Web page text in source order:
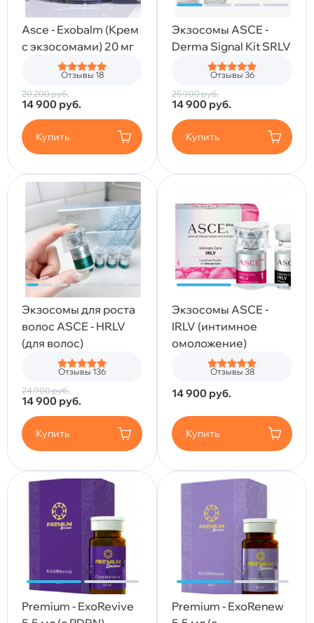
Asce - Exobalm (Крем
с экзосомами) 20 мг
Отзывы 18
20 200руб.
14 900 руб.
Купить
Экзосомы ASCE -
Derma Signal Kit SRLV
Отзывы 36
25 900руб.
14 900 руб.
Купить
Экзосомы для роста
волос ASCE - HRLV
(для волос)
Отзывы 136
24 900руб.
14 900 руб.
Купить
Экзосомы ASCE -
IRLV (интимное
омоложение)
Отзывы 38
14 900 руб.
Купить
Premium - ExoRevive
Premium - ExoRenew